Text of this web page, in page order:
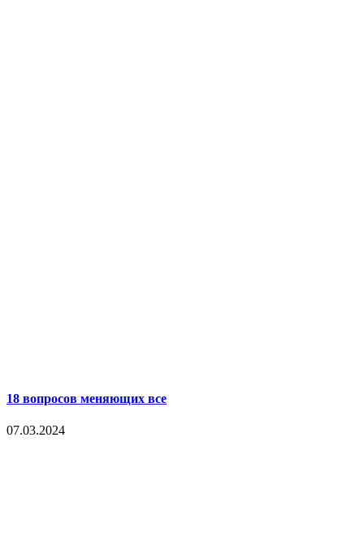
18 вопросов меняющих все
07.03.2024